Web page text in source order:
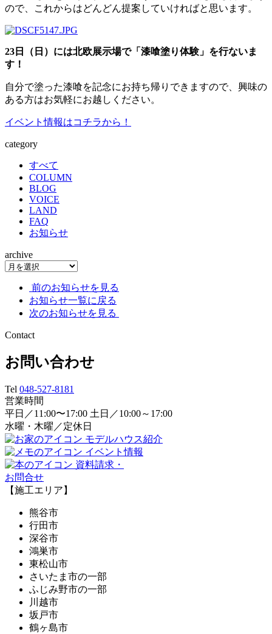
ので、これからはどんどん提案していければと思います。
23日（日）には北欧展示場で「漆喰塗り体験」を行ないま
す！
自分で塗った漆喰を記念にお持ち帰りできますので、興味の
ある方はお気軽にお越しください。
イベント情報はコチラから！
category
すべて
COLUMN
BLOG
VOICE
LAND
FAQ
お知らせ
archive
前のお知らせを見る
お知らせ一覧に戻る
次のお知らせを見る
Contact
お問い合わせ
Tel 048-527-8181
営業時間
平日／11:00〜17:00 土日／10:00～17:00
水曜・木曜／定休日
モデルハウス紹介
イベント情報
資料請求・
お問合せ
【施工エリア】
熊谷市
行田市
深谷市
鴻巣市
東松山市
さいたま市の一部
ふじみ野市の一部
川越市
坂戸市
鶴ヶ島市